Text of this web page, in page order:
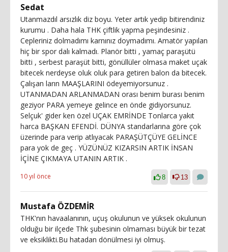
Sedat
Utanmazdıl arsızlık diz boyu. Yeter artık yedip bitirendiniz
kurumu . Daha hala THK çiftlik yapma peşindesiniz .
Cepleriniz dolmadımı karnınız doymadımı. Amatör yapılan
hiç bir spor dalı kalmadı. Planör bitti , yamaç paraşütü
bitti , serbest paraşüt bitti, gönüllüler olmasa maket uçak
bitecek nerdeyse oluk oluk para getiren balon da bitecek.
Çalışan ların MAAŞLARINI ödeyemiyorsunuz .
UTANMADAN ARLANMADAN orası benim burası benim
geziyor PARA yemeye gelince en önde gidiyorsunuz.
Selçuk' gider ken özel UÇAK EMRİNDE Tonlarca yakıt
harca BAŞKAN EFENDİ. DÜNYA standarlarına göre çok
üzerinde para verip atlıyacak PARAŞÜTÇÜYE GELİNCE
para yok de geç . YÜZÜNÜZ KIZARSIN ARTIK İNSAN
İÇİNE ÇIKMAYA UTANIN ARTIK .
10 yıl önce 8 13
Mustafa ÖZDEMİR
THK'nın havaalanının, uçuş okulunun ve yüksek okulunun
olduğu bir ilçede Thk şubesinin olmaması büyük bir tezat
ve eksiklikti.Bu hatadan dönülmesi iyi olmuş.